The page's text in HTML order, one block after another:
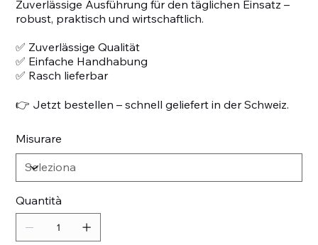
Zuverlässige Ausführung für den täglichen Einsatz –
robust, praktisch und wirtschaftlich.
✅ Zuverlässige Qualität
✅ Einfache Handhabung
✅ Rasch lieferbar
👉 Jetzt bestellen – schnell geliefert in der Schweiz.
Misurare
Quantità